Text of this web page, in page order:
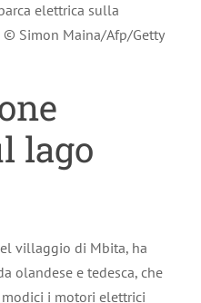
elettrica sulla
© Simon Maina/Afp/Getty
lago
villaggio di Mbita, ha
olandese e tedesca, che
i motori elettrici